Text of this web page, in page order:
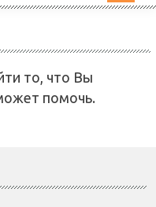
то, что Вы
помочь.